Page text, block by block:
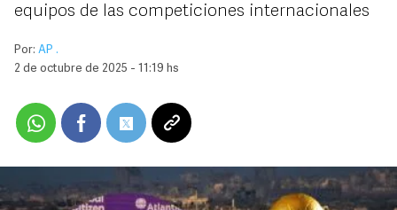
equipos de las competiciones internacionales
Por: AP .
2 de octubre de 2025 - 11:19 hs